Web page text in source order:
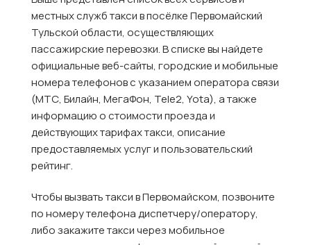
местных служб такси в посёлке Первомайский
Тульской области, осуществляющих
пассажирские перевозки. В списке вы найдете
официальные веб-сайты, городские и мобильные
номера телефонов с указанием оператора связи
(МТС, Билайн, МегаФон, Tele2, Yota), а также
информацию о стоимости проезда и
действующих тарифах такси, описание
предоставляемых услуг и пользовательский
рейтинг.
Чтобы вызвать такси в Первомайском, позвоните
по номеру телефона диспетчеру/оператору,
либо закажите такси через мобильное